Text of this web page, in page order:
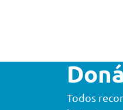
Doná
Todos